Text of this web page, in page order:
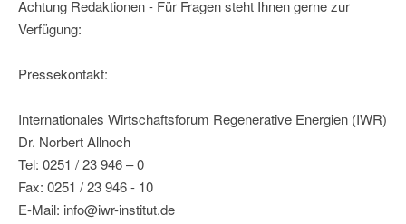
Achtung Redaktionen - Für Fragen steht Ihnen gerne zur
Verfügung:
Pressekontakt:
Internationales Wirtschaftsforum Regenerative Energien (IWR)
Dr. Norbert Allnoch
Tel: 0251 / 23 946 – 0
Fax: 0251 / 23 946 - 10
E-Mail: info@iwr-institut.de